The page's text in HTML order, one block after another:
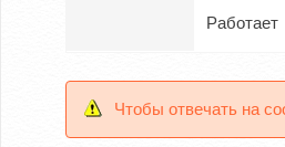
Работает
Чтобы отвечать на